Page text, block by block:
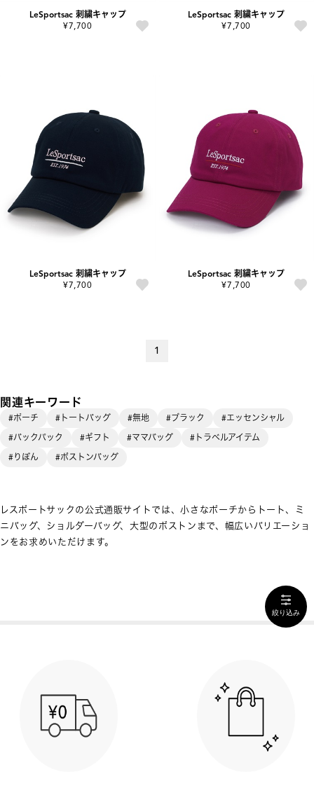
LeSportsac 刺繍キャップ
¥7,700
LeSportsac 刺繍キャップ
¥7,700
LeSportsac 刺繍キャップ
¥7,700
LeSportsac 刺繍キャップ
¥7,700
1
関連キーワード
#ポーチ #トートバッグ #無地 #ブラック
#エッセンシャル
#バックパック
#ギフト #ママバッグ
#トラベルアイテム
#りぼん
#ボストンバッグ
レスポートサックの公式通販サイトでは、小さなポーチからトート、ミ
ニバッグ、ショルダーバッグ、大型のボストンまで、幅広いバリエーショ
ンをお求めいただけます。
絞り込み